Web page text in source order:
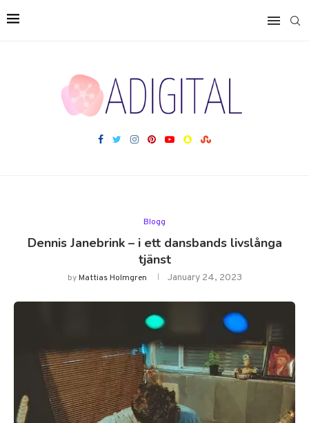
Blogg
Dennis Janebrink – i ett dansbands livslånga
tjänst
byMattias Holmgren January 24, 2023